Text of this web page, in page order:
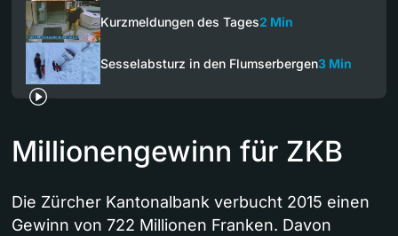
Kurzmeldungen des Tages2 Min
Sesselabsturz in den Flumserbergen3 Min
Millionengewinn für ZKB
Die Zürcher Kantonalbank verbucht 2015 einen
Gewinn von 722 Millionen Franken. Davon